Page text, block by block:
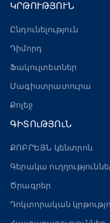
ԿՐԹՈՒԹՅՈՒՆ
Ընդունելություն
Դիմորդ
Ֆակուլտետներ
Մագիստրատուրա
Քոլեջ
ԳԻՏՈւԹՅՈւՆ
ՔՈԲՐԵՅՆ կենտրոն
Գերակա
Ծրագրեր
Դոկտորական